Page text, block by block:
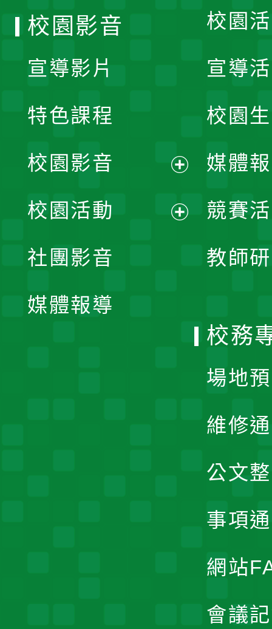
校園
宣導
校園
媒體
競賽
教師
校園影音
宣導影片
特色課程
校園影音
開
校園活動
社團影音
媒體報導
校務
場地
維修
公文
事項
網站
會議